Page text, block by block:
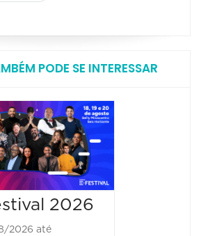
PODE SE INTERESSAR
2026
2026 até